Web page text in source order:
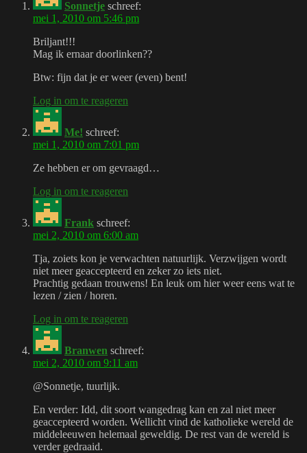
Sonnetje schreef:
mei 1, 2010 om 5:46 pm
Briljant!!!
Mag ik ernaar doorlinken??
Btw: fijn dat je er weer (even) bent!
Log in om te reageren
Me! schreef:
mei 1, 2010 om 7:01 pm
Ze hebben er om gevraagd…
Log in om te reageren
Frank schreef:
mei 2, 2010 om 6:00 am
Tja, zoiets kon je verwachten natuurlijk. Verzwijgen wordt
niet meer geaccepteerd en zeker zo iets niet.
Prachtig gedaan trouwens! En leuk om hier weer eens wat te
lezen / zien / horen.
Log in om te reageren
Branwen schreef:
mei 2, 2010 om 9:11 am
@Sonnetje, tuurlijk.
En verder: Idd, dit soort wangedrag kan en zal niet meer
geaccepteerd worden. Wellicht vind de katholieke wereld de
middeleeuwen helemaal geweldig. De rest van de wereld is
verder gedraaid.